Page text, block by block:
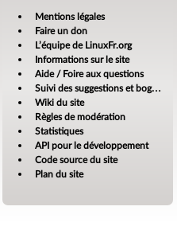
Mentions légales
Faire un don
L’équipe de LinuxFr.org
Informations sur le site
Aide / Foire aux questions
Suivi des suggestions et bogues
Wiki du site
Règles de modération
Statistiques
API pour le développement
Code source du site
Plan du site